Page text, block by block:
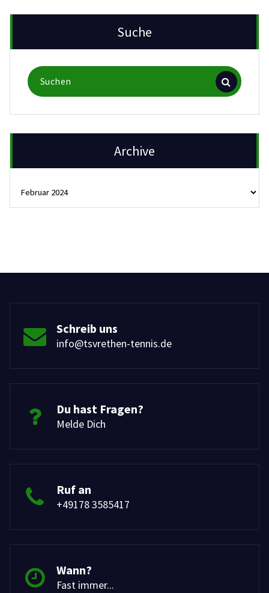
Suche
Suchen
nach:
Archive
Schreib uns
info@tsvrethen-tennis.de
Du hast Fragen?
Melde Dich
Ruf an
+49178 3585417
Wann?
Fast immer...